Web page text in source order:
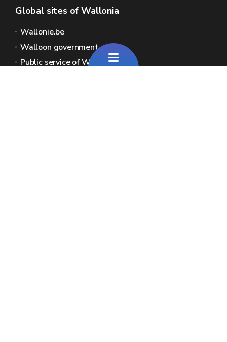
Global sites of Wallonia
Wallonie.be
Walloon government
Public service of Wallonia